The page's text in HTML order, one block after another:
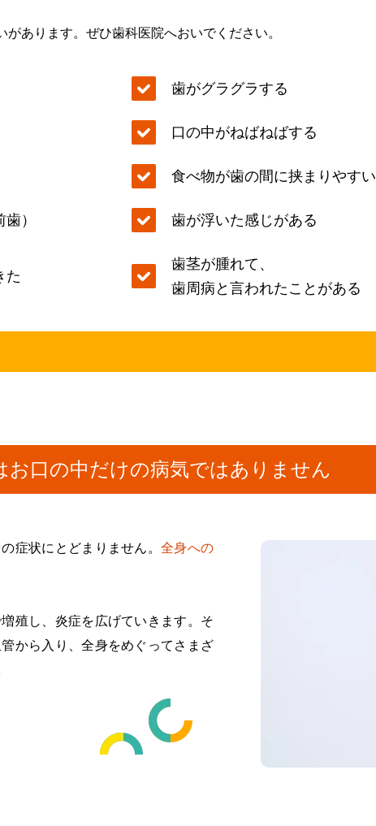
あります。ぜひ歯科医院へおいでください。
歯がグラグラする
口の中がねばねばする
食べ物が歯の間に挟まりやすい
） 歯が浮いた感じがある
た
歯茎が腫れて、
歯周病と言われたことがある
お口の中だけの病気ではありません
症状にとどまりません。全身への
殖し、炎症を広げていきます。そ
から入り、全身をめぐってさまざ